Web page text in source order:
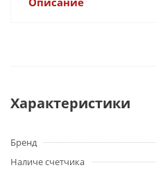
Характеристики
Бренд
Наличе счетчика